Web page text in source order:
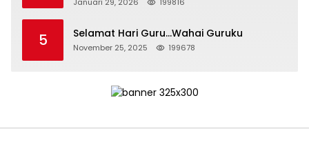
5 Selamat Hari Guru…Wahai Guruku
November 25, 2025 199678